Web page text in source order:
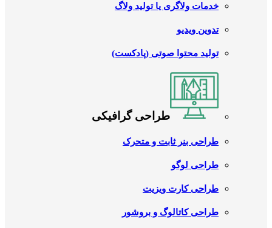
خدمات ولاگری یا تولید ولاگ
تدوین ویدیو
تولید محتوا صوتی (پادکست)
طراحی گرافیکی
طراحی بنر ثابت و متحرک
طراحی لوگو
طراحی کارت ویزیت
طراحی کاتالوگ و بروشور